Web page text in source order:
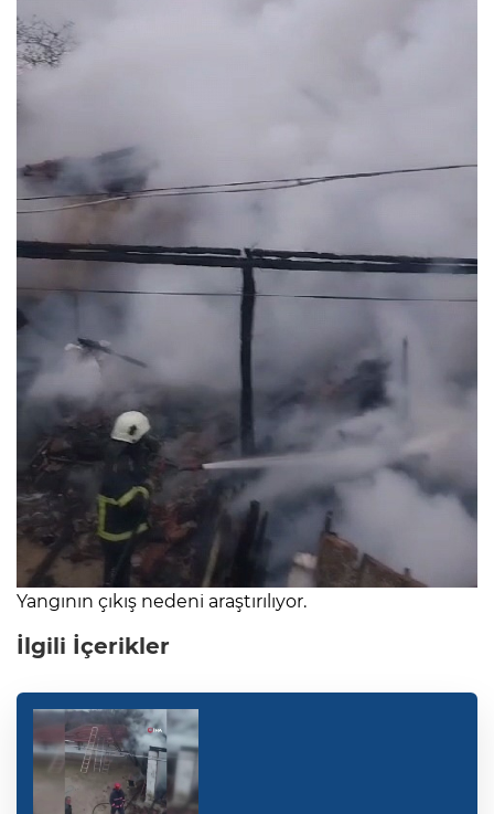
Yangının çıkış nedeni araştırılıyor.
İlgili İçerikler